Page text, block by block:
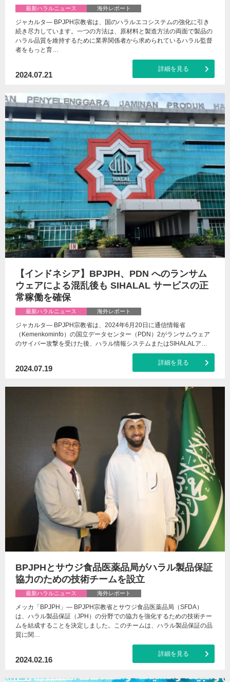
最新ハラルニュース 海外レポート
ジャカルタ— BPJPH宗教省は、国のハラルエコシステムの強化に引き
続き尽力しています。一つの方法は、原材料と製造方法の両面で製品の
ハラル品質を維持するために業界関係者から求められているハラル監督
者をもっと育…
2024.07.21
詳細を見る
【インドネシア】BPJPH、PDN へのランサム
ウェアによる混乱後も SIHALAL サービスの正
常稼働を確保
最新ハラルニュース 海外レポート
ジャカルタ— BPJPH宗教省は、2024年6月20日に通信情報省
（Kemenkominfo）の国立データセンター（PDN）2がランサムウェア
のサイバー攻撃を受けた後、ハラル情報システムまたはSIHALALア…
2024.07.19
詳細を見る
BPJPHとサウジ食品医薬品局がハラル製品保証
協力のための技術チームを設立
最新ハラルニュース 海外レポート
メッカ「BPJPH」— BPJPH宗教省とサウジ食品医薬品局（SFDA）
は、ハラル製品保証（JPH）の分野での協力を強化するための技術チー
ムを結成することを決定しました。このチームは、ハラル製品保証の品
質に関…
2024.02.16
詳細を見る